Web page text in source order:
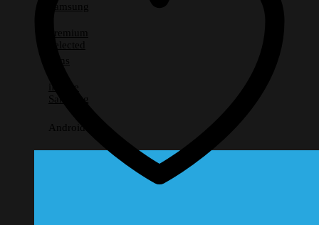
Samsung
Premium
Selected
Lens
iPhone
Samsung
Android อื่นๆ